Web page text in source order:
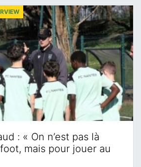
: « On n’est pas là
mais pour jouer au